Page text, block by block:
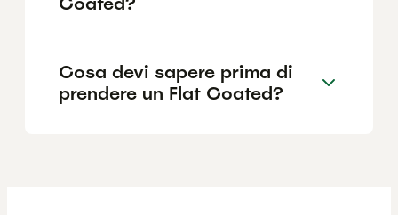
Cosa devi sapere prima di
prendere un Flat Coated?